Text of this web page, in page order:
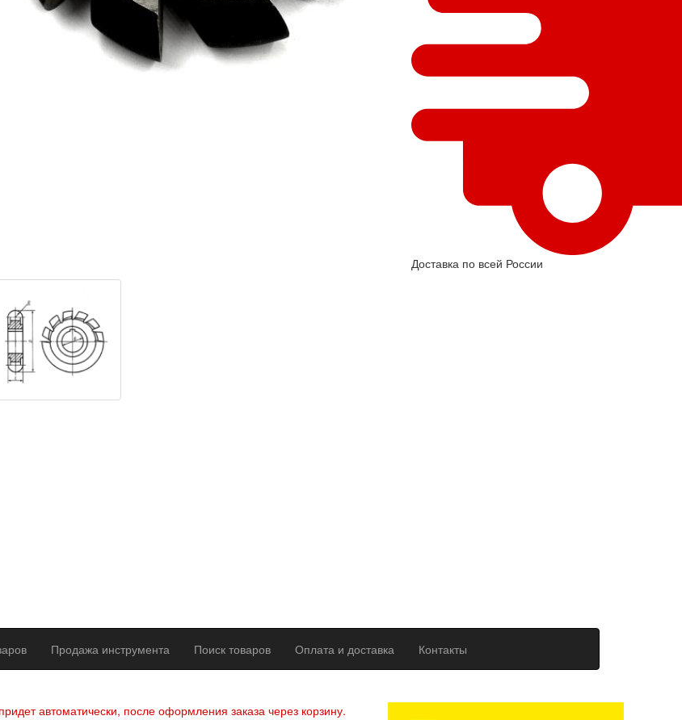
Доставка по всей России
Продажа инструмента Поиск товаров Оплата и доставка Контакты
автоматически, после оформления заказа через корзину.